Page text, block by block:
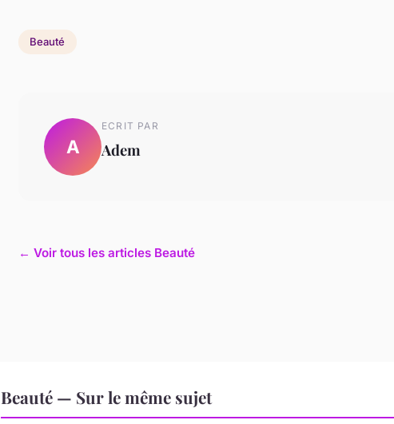
Beauté
A
ECRIT PAR
Adem
← Voir tous les articles Beauté
Beauté — Sur le même sujet